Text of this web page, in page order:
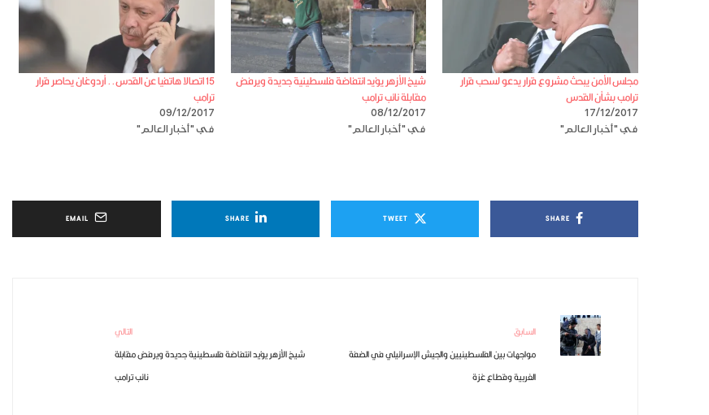
مجلس الأمن يبحث مشروع قرار يدعو لسحب قرار
ترامب بشأن القدس
17/12/2017
في "أخبار العالم"
شيخ الأزهر يؤيد انتفاضة فلسطينية جديدة ويرفض
مقابلة نائب ترامب
08/12/2017
في "أخبار العالم"
15 اتصالا هاتفيا عن القدس.. أردوغان يحاصر قرار
ترامب
09/12/2017
في "أخبار العالم"
SHARE
TWEET
SHARE
EMAIL
السابق
مواجهات بين الفلسطينيين والجيش الإسرائيلي في الضفة
الغربية وقطاع غزة
التالي
شيخ الأزهر يؤيد انتفاضة فلسطينية جديدة ويرفض مقابلة
نائب ترامب